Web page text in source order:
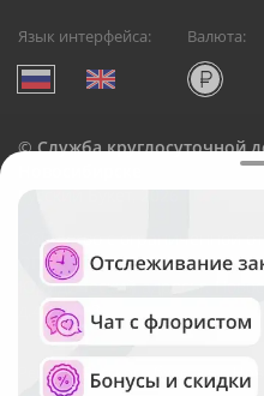
Язык интерфейса: Валюта:
©Служба круглосуточной
Русский Букет, 2026
Общество с ограниченной
ОГРН: 1195476081745, ИНН:
Юридический адрес: г.
д.42, оф. 3
Рейтинг Русского букета в г.